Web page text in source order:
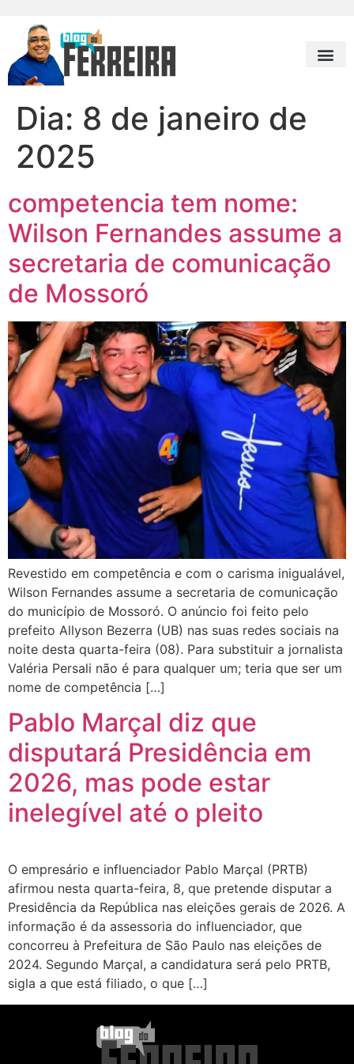
Dia: 8 de janeiro de
2025
competencia tem nome:
Wilson Fernandes assume a
secretaria de comunicação
de Mossoró
Revestido em competência e com o carisma inigualável,
Wilson Fernandes assume a secretaria de comunicação
do município de Mossoró. O anúncio foi feito pelo
prefeito Allyson Bezerra (UB) nas suas redes sociais na
noite desta quarta-feira (08). Para substituir a jornalista
Valéria Persali não é para qualquer um; teria que ser um
nome de competência […]
Pablo Marçal diz que
disputará Presidência em
2026, mas pode estar
inelegível até o pleito
O empresário e influenciador Pablo Marçal (PRTB)
afirmou nesta quarta-feira, 8, que pretende disputar a
Presidência da República nas eleições gerais de 2026. A
informação é da assessoria do influenciador, que
concorreu à Prefeitura de São Paulo nas eleições de
2024. Segundo Marçal, a candidatura será pelo PRTB,
sigla a que está filiado, o que […]